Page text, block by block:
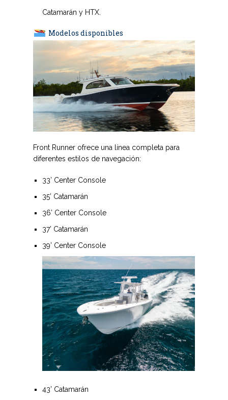
Catamarán y HTX.
Modelos disponibles
Front Runner ofrece una línea completa para
diferentes estilos de navegación:
33’ Center Console
35’ Catamarán
36’ Center Console
37’ Catamarán
39’ Center Console
43’ Catamarán